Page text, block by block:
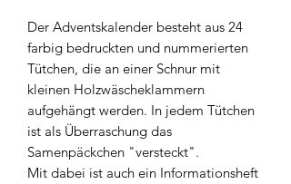
Der Adventskalender besteht aus 24
farbig bedruckten und nummerierten
Tütchen, die an einer Schnur mit
kleinen Holzwäscheklammern
aufgehängt werden. In jedem Tütchen
ist als Überraschung das
Samenpäckchen "versteckt".
Mit dabei ist auch ein Informationsheft